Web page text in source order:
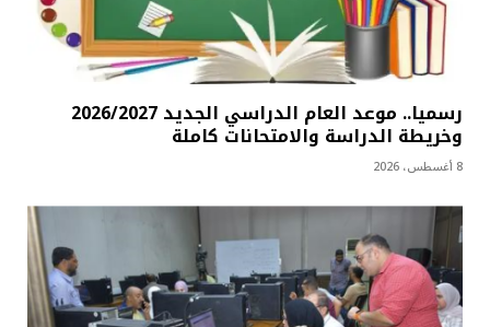
رسميا.. موعد العام الدراسي الجديد 2026/2027
وخريطة الدراسة والامتحانات كاملة
8 أغسطس، 2026